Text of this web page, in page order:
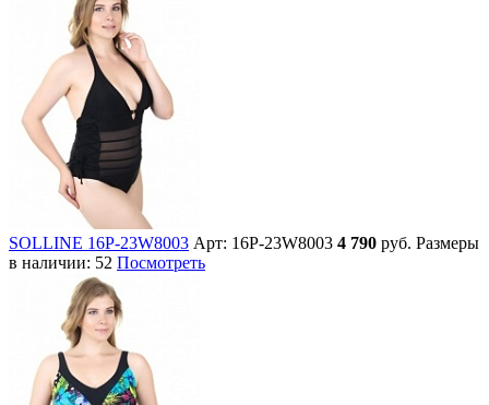
SOLLINE 16P-23W8003 Арт: 16P-23W8003 4 790 руб. Размеры
в наличии: 52 Посмотреть